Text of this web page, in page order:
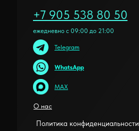
+7 905 538 80 50
ежедневно с 09:00 до 21:00
О нас
Политика конфиденциальности
Telegram
WhatsApp
MAX